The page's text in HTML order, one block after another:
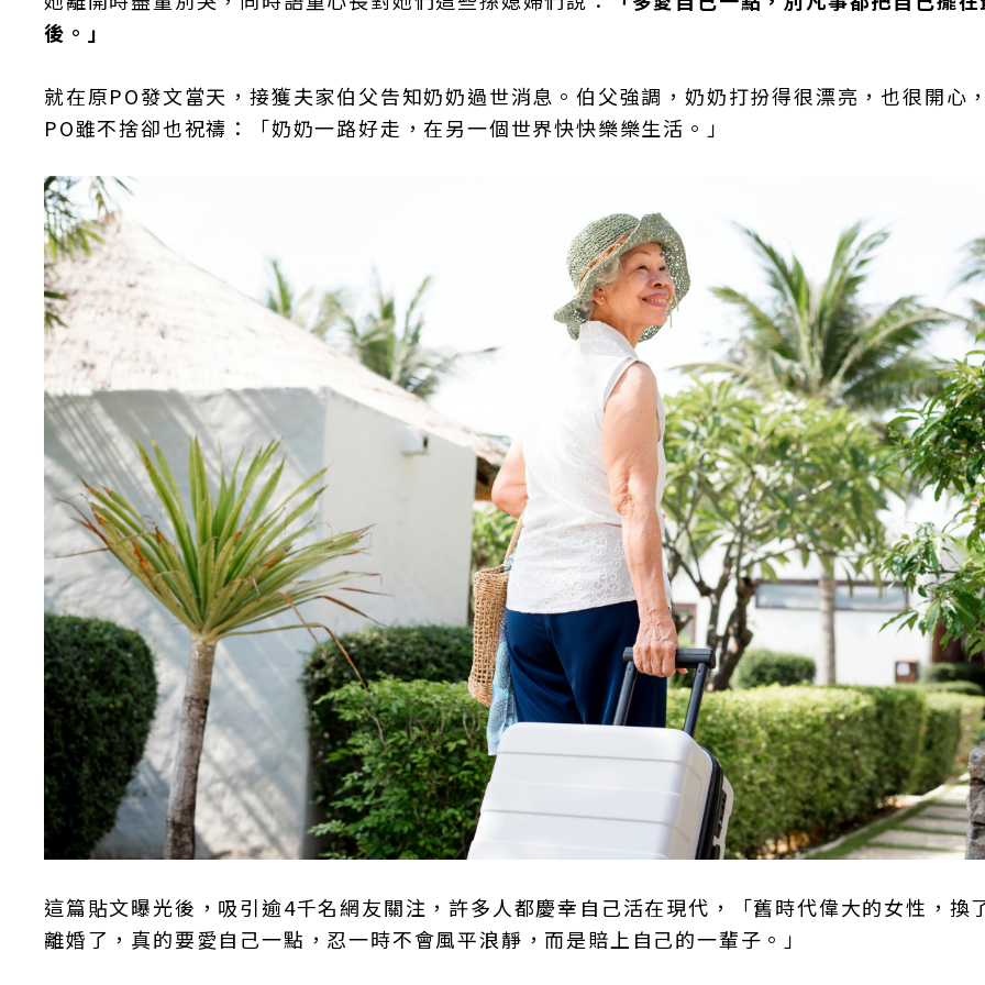
後。」
就在原PO發文當天，接獲夫家伯父告知奶奶過世消息。伯父強調，奶奶打扮得很漂亮，也很開心
PO雖不捨卻也祝禱：「奶奶一路好走，在另一個世界快快樂樂生活。」
這篇貼文曝光後，吸引逾4千名網友關注，許多人都慶幸自己活在現代，「舊時代偉大的女性，換
離婚了，真的要愛自己一點，忍一時不會風平浪靜，而是賠上自己的一輩子。」